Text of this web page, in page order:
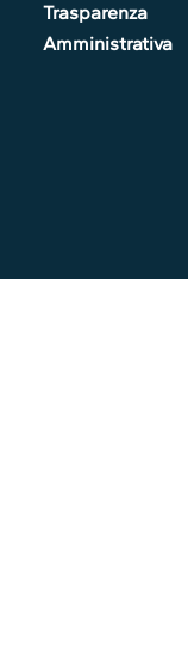
Trasparenza
Amministrativa